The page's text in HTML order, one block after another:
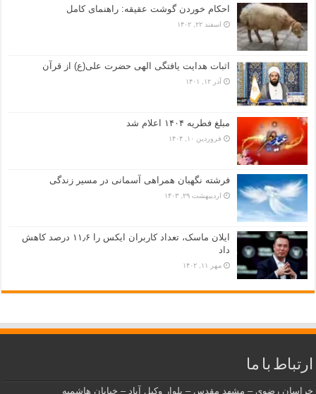
احکام خوردن گوشت عقیقه: راهنمای کامل
اسفند ۲۲, ۱۴۰۲
اثبات هدایت یافتگی الهی حضرت علی(ع) از قرآن
آذر ۱۲, ۱۴۰۱
مبلغ فطریه ۱۴۰۴ اعلام شد
فروردین ۱۰, ۱۴۰۴
فرشته نگهبان همراهی آسمانی در مسیر زندگی
اردیبهشت ۲۹, ۱۴۰۳
ایلان ماسک، تعداد کاربران ایکس را ۱۱٫۶ درصد کاهش
داد
مهر ۱۱, ۱۴۰۲
ارتباط با ما
خراسان رضوی – مشهد مقدس – بلوار وکیل آباد – خیابان هاشمیه